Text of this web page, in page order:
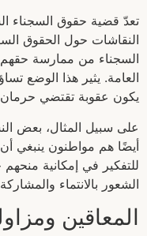
تعدّ قضية حقوق السجناء
النقاشات حول الحقوق
السجناء من ممارسة
العامة. يثير هذا الوضع
يكون عقوبة تقتضي
على سبيل المثال، بعض
أيضًا هم مواطنون ينبغي
للتفكير في إمكانية
الشعور بالانتماء
المعاقين